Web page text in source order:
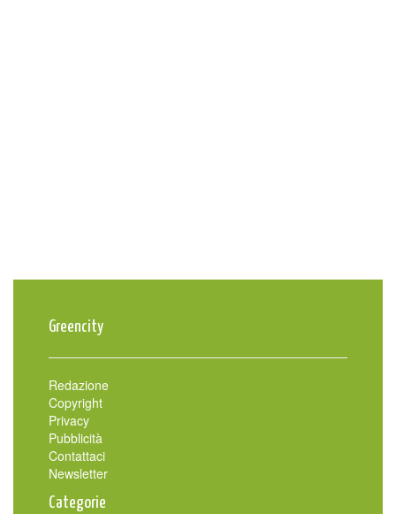
Greencity
Redazione
Copyright
Privacy
Pubblicità
Contattaci
Newsletter
Categorie